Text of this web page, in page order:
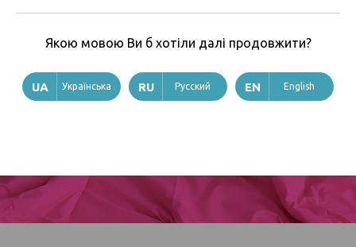
Закончился
160х220
210х240
Закончился
Якою мовою Ви б хотіли далі продовжити?
Українська Русский English